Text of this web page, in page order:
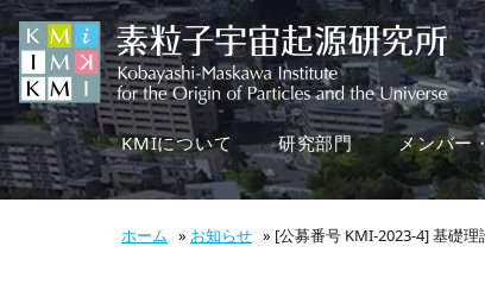
KMIについて 研究部門 メンバー
ホーム » お知らせ » [公募番号 KMI-2023-4] 基礎理